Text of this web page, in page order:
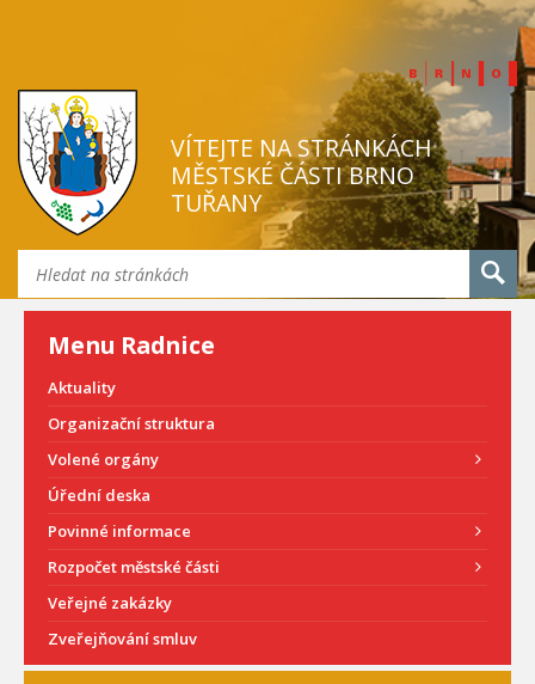
VÍTEJTE NA STRÁNKÁCH
MĚSTSKÉ ČÁSTI BRNO
TUŘANY
Menu Radnice
Aktuality
Organizační struktura
Volené orgány
Úřední deska
Povinné informace
Rozpočet městské části
Veřejné zakázky
Zveřejňování smluv